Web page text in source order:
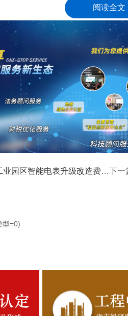
)成立16年来，致力
市企业技术中心认定、省市工
、专精特新“小巨人”、制造业单
小企业评价入库、创新创业大赛、
】公众号，及时获取最新科技项目
阅读全文
表升级改造费用补贴（第三批）通过名单的公示 下一
型=0)